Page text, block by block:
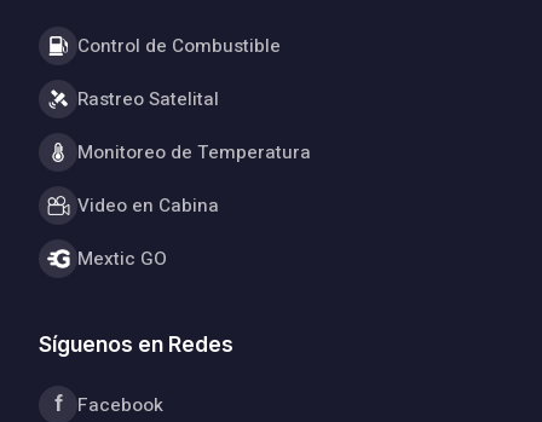
Control de Combustible
Rastreo Satelital
Monitoreo de Temperatura
Video en Cabina
Mextic GO
Síguenos en Redes
f Facebook